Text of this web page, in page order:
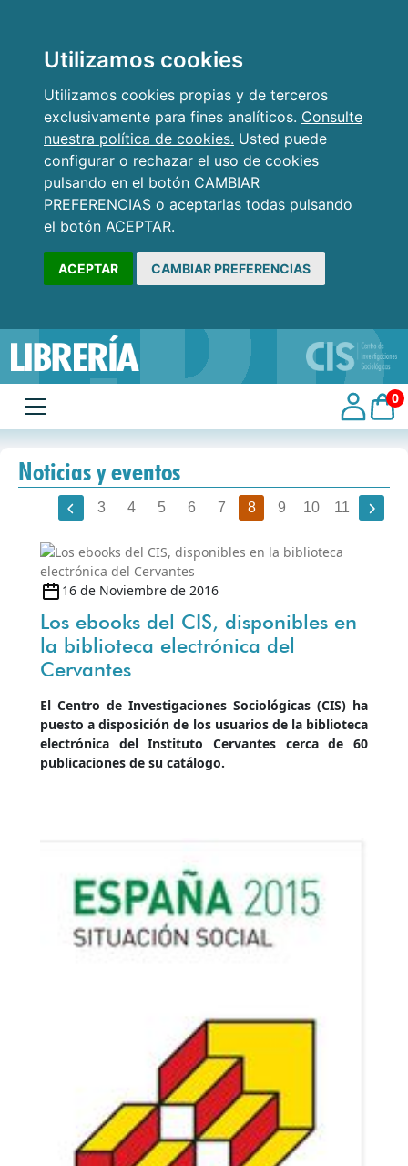
Utilizamos cookies
Utilizamos cookies propias y de terceros
exclusivamente para fines analíticos. Consulte
nuestra política de cookies. Usted puede
configurar o rechazar el uso de cookies
pulsando en el botón CAMBIAR
PREFERENCIAS o aceptarlas todas pulsando
el botón ACEPTAR.
ACEPTAR CAMBIAR PREFERENCIAS
0
Noticias y eventos
3 4 5 6 7 8 9 10 11
16 de Noviembre de 2016
Los ebooks del CIS, disponibles en
la biblioteca electrónica del
Cervantes
El Centro de Investigaciones Sociológicas (CIS) ha
puesto a disposición de los usuarios de la biblioteca
electrónica del Instituto Cervantes cerca de 60
publicaciones de su catálogo.